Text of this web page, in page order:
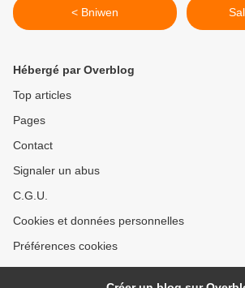
< Bniwen
Hébergé par Overblog
Top articles
Pages
Contact
Signaler un abus
C.G.U.
Cookies et données personnelles
Préférences cookies